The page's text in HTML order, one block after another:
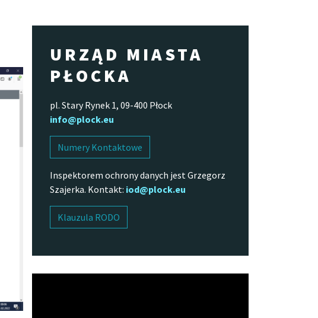
URZĄD MIASTA
PŁOCKA
pl. Stary Rynek 1, 09-400 Płock
info@plock.eu
Numery Kontaktowe
Inspektorem ochrony danych jest Grzegorz
Szajerka. Kontakt: iod@plock.eu
Klauzula RODO